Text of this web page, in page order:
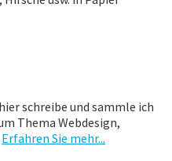
schreibe und sammle ich
Thema Webdesign,
Erfahren Sie mehr...